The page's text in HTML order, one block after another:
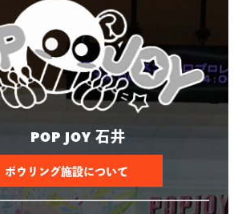
POP JOY 石井
ボウリング施設について